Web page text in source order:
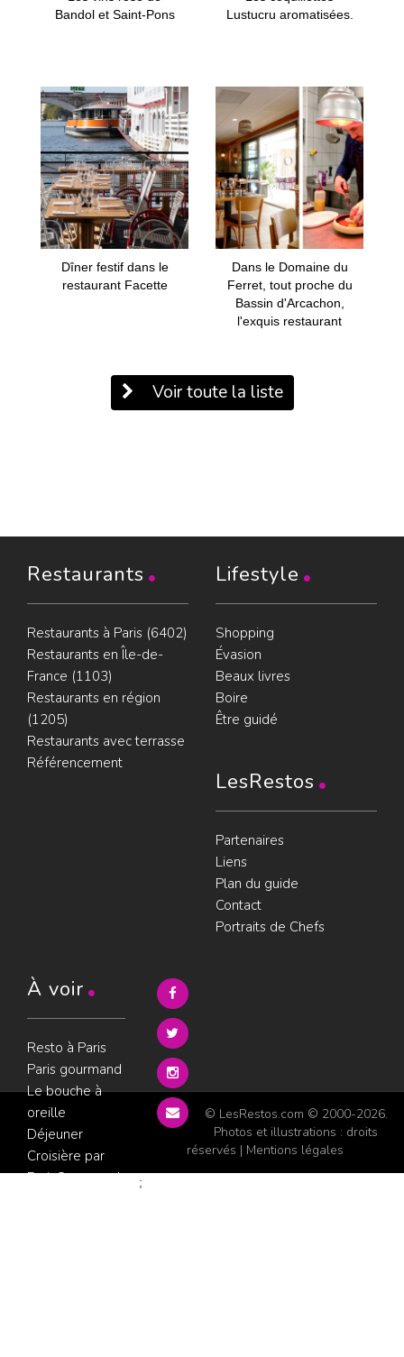
Bandol et Saint-Pons
Lustucru aromatisées.
Dîner festif dans le
restaurant Facette
Dans le Domaine du
Ferret, tout proche du
Bassin d'Arcachon,
l'exquis restaurant
Voir toute la liste
Restaurants
Restaurants à Paris (6402)
Restaurants en Île-de-
France (1103)
Restaurants en région
(1205)
Restaurants avec terrasse
Référencement
Lifestyle
Shopping
Évasion
Beaux livres
Boire
Être guidé
LesRestos
Partenaires
Liens
Plan du guide
Contact
Portraits de Chefs
À voir
Resto à Paris
Paris gourmand
Le bouche à
oreille
Déjeuner
Croisière par
ParisGourmand
© LesRestos.com © 2000-2026.
Photos et illustrations : droits
réservés | Mentions légales
;